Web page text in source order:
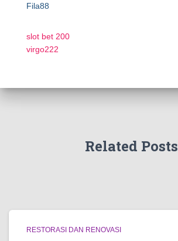
Fila88
slot bet 200
virgo222
Related Posts
RESTORASI DAN RENOVASI